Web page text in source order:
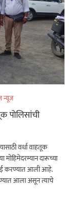
न्यूज
पोलिसांची
वर्धा वाहतूक
दारूच्या
करण्यात आली आहे.
आला असून त्याचे